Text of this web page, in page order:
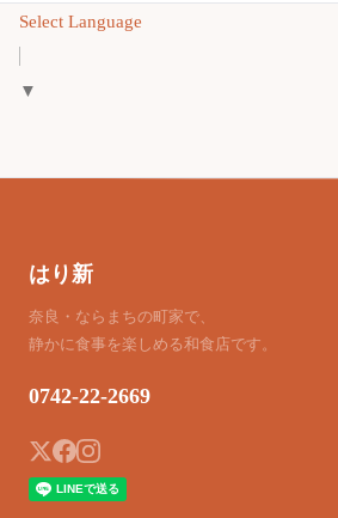
Select Language
▼
はり新
奈良・ならまちの町家で、
静かに食事を楽しめる和食店です。
0742-22-2669